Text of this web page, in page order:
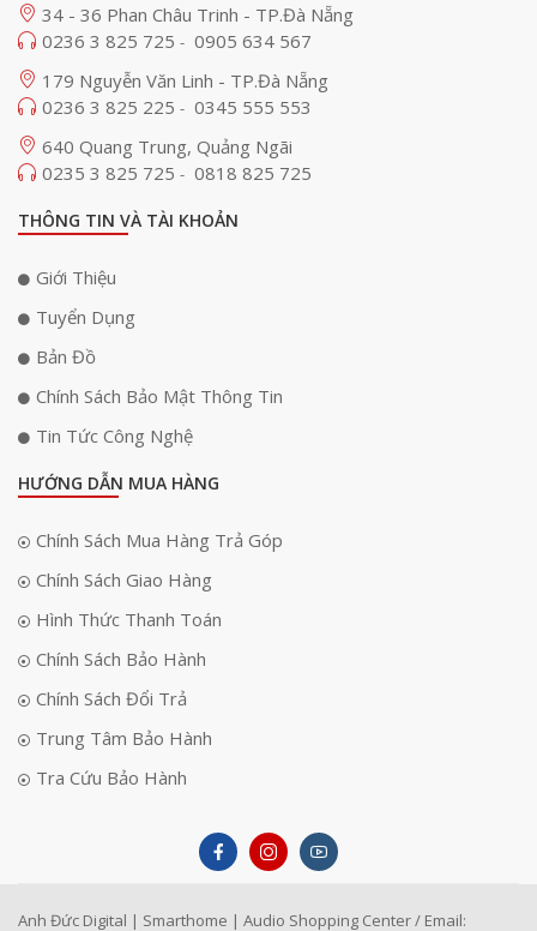
34 - 36 Phan Châu Trinh - TP.Đà Nẵng
0236 3 825 725 - 0905 634 567
179 Nguyễn Văn Linh - TP.Đà Nẵng
0236 3 825 225 - 0345 555 553
640 Quang Trung, Quảng Ngãi
0235 3 825 725 - 0818 825 725
THÔNG TIN VÀ TÀI KHOẢN
Giới Thiệu
Tuyển Dụng
Bản Đồ
Chính Sách Bảo Mật Thông Tin
Tin Tức Công Nghệ
HƯỚNG DẪN MUA HÀNG
Chính Sách Mua Hàng Trả Góp
Chính Sách Giao Hàng
Hình Thức Thanh Toán
Chính Sách Bảo Hành
Chính Sách Đổi Trả
Trung Tâm Bảo Hành
Tra Cứu Bảo Hành
Anh Đức Digital | Smarthome | Audio Shopping Center / Email: